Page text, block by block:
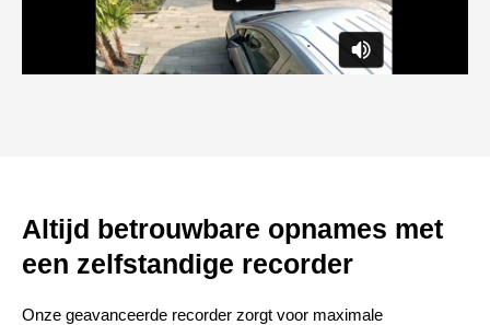
Altijd betrouwbare opnames met
een zelfstandige recorder
Onze geavanceerde recorder zorgt voor maximale